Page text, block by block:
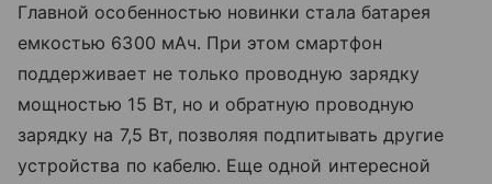
Главной особенностью новинки стала батарея
емкостью 6300 мАч. При этом смартфон
поддерживает не только проводную зарядку
мощностью 15 Вт, но и обратную проводную
зарядку на 7,5 Вт, позволяя подпитывать другие
устройства по кабелю. Еще одной интересной